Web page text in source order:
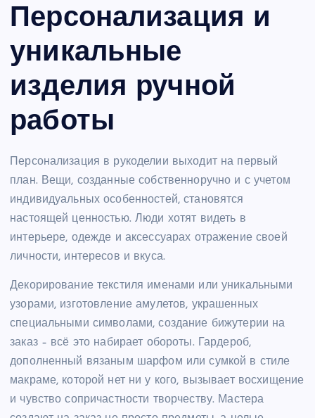
Персонализация и
уникальные
изделия ручной
работы
Персонализация в рукоделии выходит на первый
план. Вещи, созданные собственноручно и с учетом
индивидуальных особенностей, становятся
настоящей ценностью. Люди хотят видеть в
интерьере, одежде и аксессуарах отражение своей
личности, интересов и вкуса.
Декорирование текстиля именами или уникальными
узорами, изготовление амулетов, украшенных
специальными символами, создание бижутерии на
заказ – всё это набирает обороты. Гардероб,
дополненный вязаным шарфом или сумкой в стиле
макраме, которой нет ни у кого, вызывает восхищение
и чувство сопричастности творчеству. Мастера